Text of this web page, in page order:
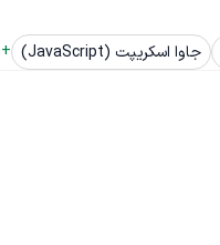
جاوا اسکریپت (JavaScript) +